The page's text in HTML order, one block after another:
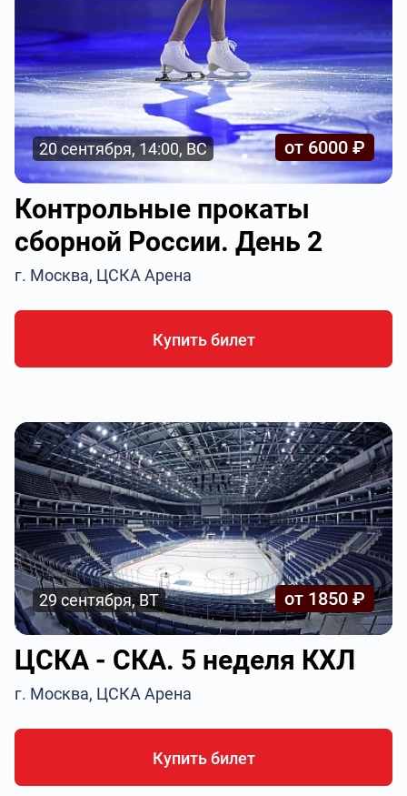
20 сентября, 14:00, ВС от 6000 ₽
Контрольные прокаты
сборной России. День 2
г. Москва, ЦСКА Арена
Купить билет
29 сентября, ВТ от 1850 ₽
ЦСКА - СКА. 5 неделя КХЛ
г. Москва, ЦСКА Арена
Купить билет